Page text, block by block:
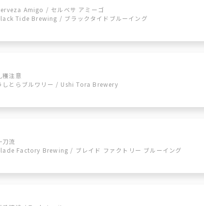
Amigo / セルベサ アミーゴ
Tide Brewing / ブラックタイドブルーイング
穫注意
しとらブルワリー / Ushi Tora Brewery
刀流
Factory Brewing / ブレイド ファクトリー ブルーイング